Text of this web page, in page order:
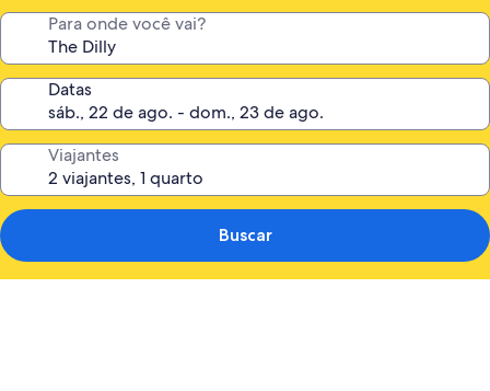
Para onde você vai?
Datas
Viajantes
Buscar